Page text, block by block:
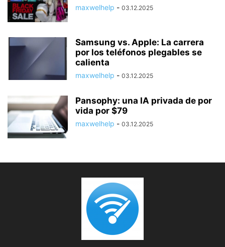
maxwelhelp - 03.12.2025
Samsung vs. Apple: La carrera
por los teléfonos plegables se
calienta
maxwelhelp - 03.12.2025
Pansophy: una IA privada de por
vida por $79
maxwelhelp - 03.12.2025